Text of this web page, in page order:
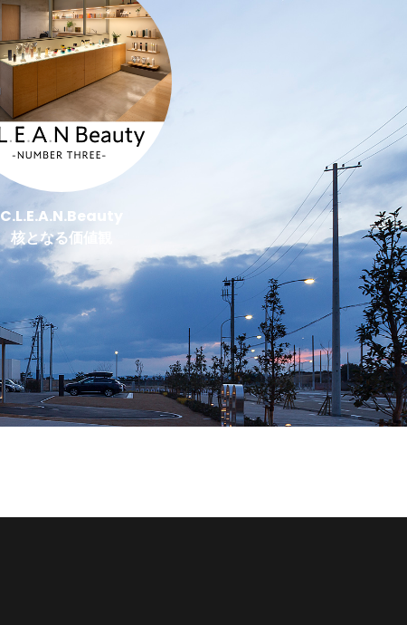
C.L.E.A.N.Beauty
核となる価値観